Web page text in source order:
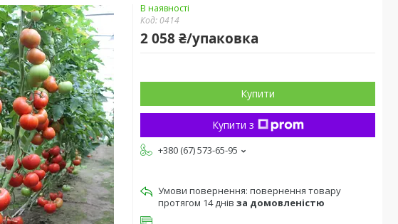
В наявності
Код: 0414
2 058 ₴/упаковка
Купити
Купити з
+380 (67) 573-65-95
повернення товару
протягом 14 днів за домовленістю